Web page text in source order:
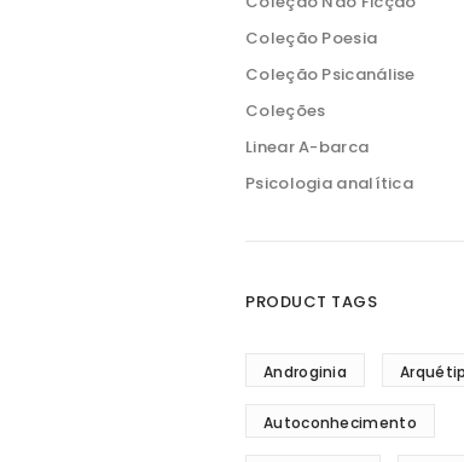
Coleção Poesia
Coleção Psicanálise
Coleções
Linear A-barca
Psicologia analítica
PRODUCT TAGS
Androginia
Autoconhecimento